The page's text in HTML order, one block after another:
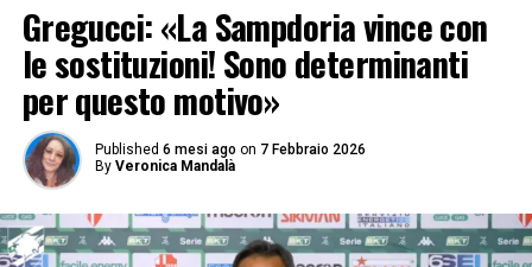
Gregucci: «La Sampdoria vince con
le sostituzioni! Sono determinanti
per questo motivo»
Published 6 mesi ago on 7 Febbraio 2026
By Veronica Mandalà